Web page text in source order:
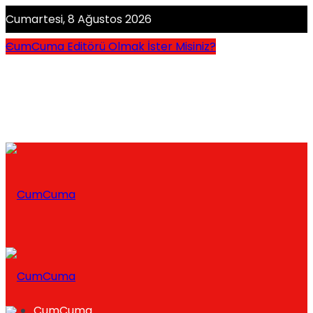
Cumartesi, 8 Ağustos 2026
CumCuma Editörü Olmak İster Misiniz?